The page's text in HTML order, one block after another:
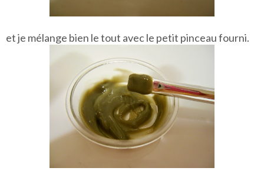
et je mélange bien le tout avec le petit pinceau fourni.